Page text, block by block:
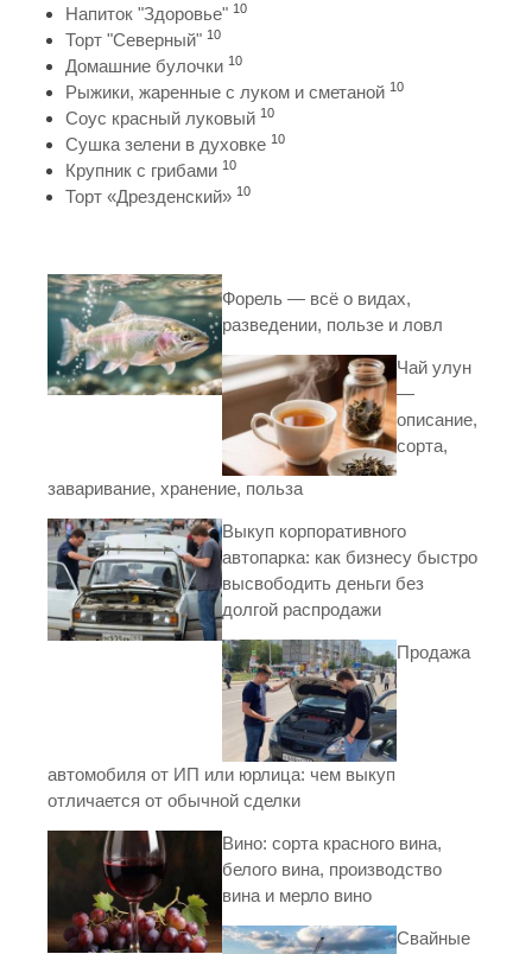
Напиток "Здоровье" 10
Торт "Северный" 10
Домашние булочки 10
Рыжики, жаренные с луком и сметаной 10
Соус красный луковый 10
Сушка зелени в духовке 10
Крупник с грибами 10
Торт «Дрезденский» 10
Форель — всё о видах,
разведении, пользе и ловл
Чай улун
—
описание,
сорта,
заваривание, хранение, польза
Выкуп корпоративного
автопарка: как бизнесу быстро
высвободить деньги без
долгой распродажи
Продажа
автомобиля от ИП или юрлица: чем выкуп
отличается от обычной сделки
Вино: сорта красного вина,
белого вина, производство
вина и мерло вино
Свайные